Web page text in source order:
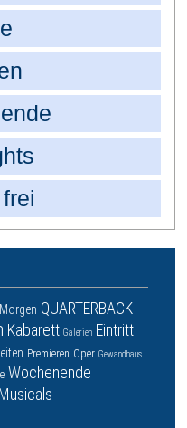
Morgen QUARTERBACK
Kabarett Galerien Eintritt
Premieren Oper Gewandhaus
Wochenende
Musicals